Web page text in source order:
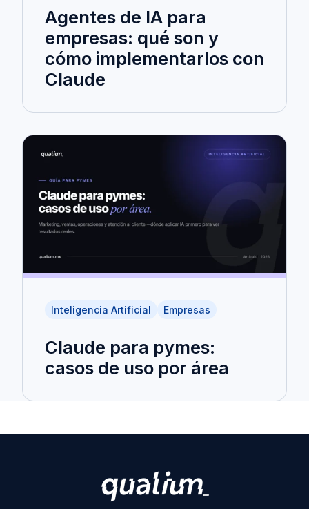
Agentes de IA para
empresas: qué son y
cómo implementarlos con
Claude
Inteligencia Artificial Empresas
Claude para pymes:
casos de uso por área